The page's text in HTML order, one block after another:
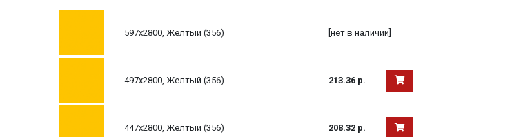
597х2800, Желтый (356) [нет в наличии]
497х2800, Желтый (356) 213.36 р.
447х2800, Желтый (356) 208.32 р.